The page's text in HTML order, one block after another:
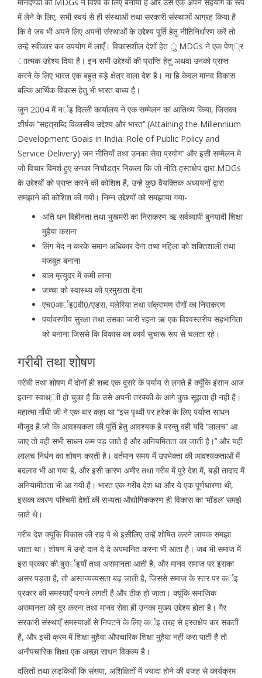
में लेने के लिए, सभी स्वयं से ही संस्थाओं तथा सरकारी संस्थाओं आग्रह किया है
कि वे जब भी अपने लिए अपनी संस्थाओं के उद्देश्य पूर्ति हेतु नीतिनिर्धारण करें तो
उन्हे स्वीकार कर उपयोग में लाएँ। विकासशील देशों हेत ु MDGs ने एक पेण््र
ाात्मक उद्देश्य दिया है। इन सभी उद्देश्यों की प्राप्ति हेतु अथवा उनको प्राप्त
करने के लिए भारत एक बहुत बड़े क्षेत्र वाला देश है। ना हि केवल मानव विकास
बल्कि आर्थिक विकास हेतु भी भारत बाध्य है।
जून 2004 में नर्इ दिल्ली कार्यालय ने एक सम्मेलन का आतिथ्य किया, जिसका
शीर्षक ‘‘सहत्राब्दि विकासीय उद्देश्य और भारत’’ (Attaining the Millennium
Development Goals in India: Role of Public Policy and
Service Delivery) जन नीतियाँ तथा उनका सेवा प्रयोग’’ और इसी सम्मेलन मे
जो विचार विमर्श हुए उनका निचौडत्र निकला कि जो नीति हस्तक्षेप द्वारा MDGs
के उद्देश्यों को प्राप्त करने की कोशिश है, उन्हे कुछ वैयक्तिक अध्ययनों द्वारा
समझाने की कोशिश की गयी। निम्न उद्देश्यों को समझाया गया-
अति धन विहीनता तथा भुखमरी का निराकरण ऋ सर्वव्यापी बुनयादी शिक्षा
मुहैया कराना
लिंग भेद न करके समान अधिकार देना तथा महिला को शक्तिशाली तथा
मजबूत बनाना
बाल मृत्युदर में कमी लाना
जच्चा को स्वास्थ्य को प्रमुखता देना
एच0आर्इ0वी0/एडस, मलेरिया तथा संक्रामण रोगों का निराकरण
पर्यावरणीय सुरक्षा तथा उसका जारी रहना ऋ एक विश्वस्तरीय सहभागिता
को बनाना जिससे कि विकास का कार्य सुचारू रूप से चलता रहे।
गरीबी तथा शोषण
गरीबी तथा शोषण में दोनों ही शब्द एक दूसरे के पर्याय से लगते है क्यूँकि इंसान आज
इतना स्वाथ्र्ाी हो चुका है कि उसे अपनी तरक्की के आगे कुछ सूझता ही नही है।
महात्मा गाँधी जी ने एक बार कहा था ‘‘इस पृथ्वी पर हरेक के लिए पर्याप्त साधन
मौजूद है जो कि आवश्यकता की पूर्ति हेतु आवश्यक है परन्तु वही यदि ‘‘लालच’’ आ
जाए तो वही सभी साधन कम पड़ जाते है और अनियमितता का जाती है।’’ और यही
लालच निर्धन का शोषण करती है। वर्तमान समय में उपभेक्ता की आवश्यकताओं में
बदलाव भी आ गया है, और इसी कारण अमीर तथा गरीब में पूरे देश में, बड़ी तादाद में
अनियामीतता भी आ गयी है। भारत एक गरीब देश था और ये एक पूर्णधारणा थी,
इसका कारण पश्चिमी देशों की सभ्यता औद्योगिककरण ही विकास का ‘मॉडल’ समझे
जाते थे।
गरीब देश क्यूंकि विकास की राह पे थे इसीलिए उन्हें शोषित करने लायक समझा
जाता था। शोषण में उन्हे दान दे दे अपमानित करना भी आता है। जब भी समाज में
इस प्रकार की बुरार्इयाँ तथा असमानता आती है, और मानव समाज पर इसका
असर पड़ता है, तो अस्तव्यव्यसता बढ़ जाती है, जिससे समाज के स्तर पर कर्इ
प्रकार की समस्याएँ पन्पने लगती है और ठीक हो जाता। क्यूंकि समाजिक
असमानता को दूर करना तथा मानव सेवा ही उनका मुख्य उद्देश्य होता है। गैर
सरकारी संस्थाएँ समस्याओं से निपटने के लिए कर्इ तरह से हस्तक्षेप कर सकती
है, और इसी क्रम में शिक्षा मुहैया औपचारिक शिक्षा मुहैया नहीं करा पाती है तो
अनौपचारिक शिक्षा एक अच्छा साधन विकल्प है।
दलितों तथा लड़कियों कि संख्या, अशिक्षितों में ज्यादा होने की वजह से कार्यक्रम